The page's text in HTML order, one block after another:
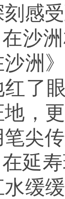
刻感
在沙
沙洲
红了
地，
笔尖
在延
水缓